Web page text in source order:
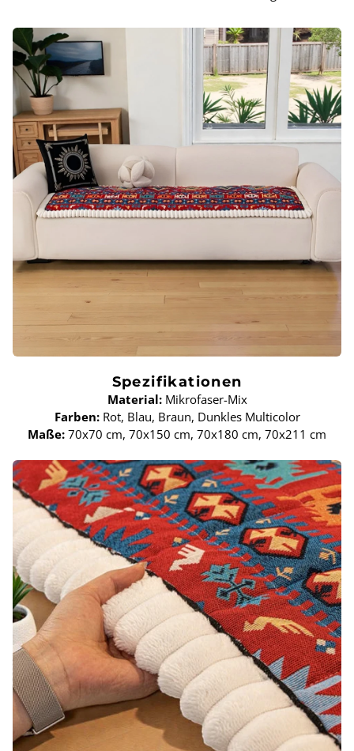
Spezifikationen
Material:Mikrofaser-Mix
Farben:Rot, Blau, Braun, Dunkles Multicolor
Maße: 70x70 cm, 70x150 cm, 70x180 cm, 70x211 cm